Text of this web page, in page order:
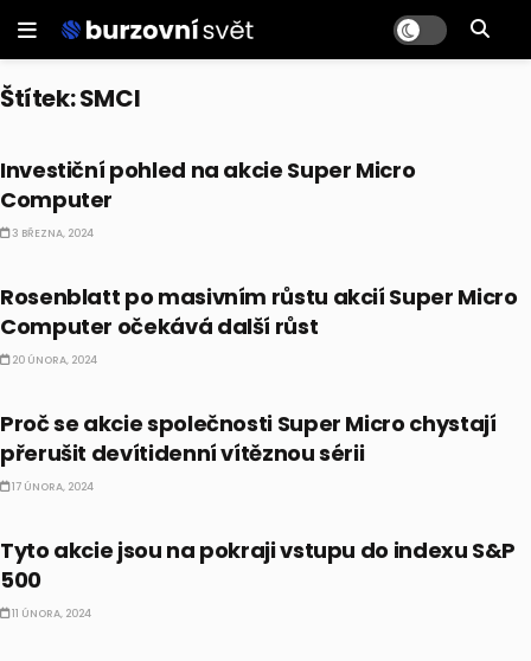
Štítek:SMCI
Investiční pohled na akcie Super Micro
Computer
3 BŘEZNA, 2024
Rosenblatt po masivním růstu akcií Super Micro
Computer očekává další růst
20 ÚNORA, 2024
Proč se akcie společnosti Super Micro chystají
přerušit devítidenní vítěznou sérii
17 ÚNORA, 2024
Tyto akcie jsou na pokraji vstupu do indexu S&P
500
11 ÚNORA, 2024